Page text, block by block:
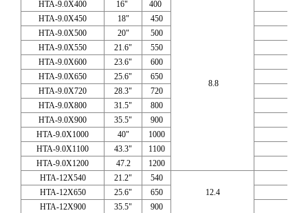
HTA-9.0X400
16" 400
8.8
HTA-9.0X450 18"
450
HTA-9.0X500
20"
500
HTA-9.0X550
21.6"
550
HTA-9.0X600
23.6"
600
HTA-9.0X650
25.6"
650
HTA-9.0X720
28.3"
720
HTA-9.0X800
31.5"
800
HTA-9.0X900
35.5"
900
HTA-9.0X1000
40"
1000
HTA-9.0X1100
43.3"
1100
HTA-9.0X1200
47.2
1200
HTA-12X540
21.2"
540
12.4
HTA-12X650 25.6"
650
HTA-12X900
35.5" 900